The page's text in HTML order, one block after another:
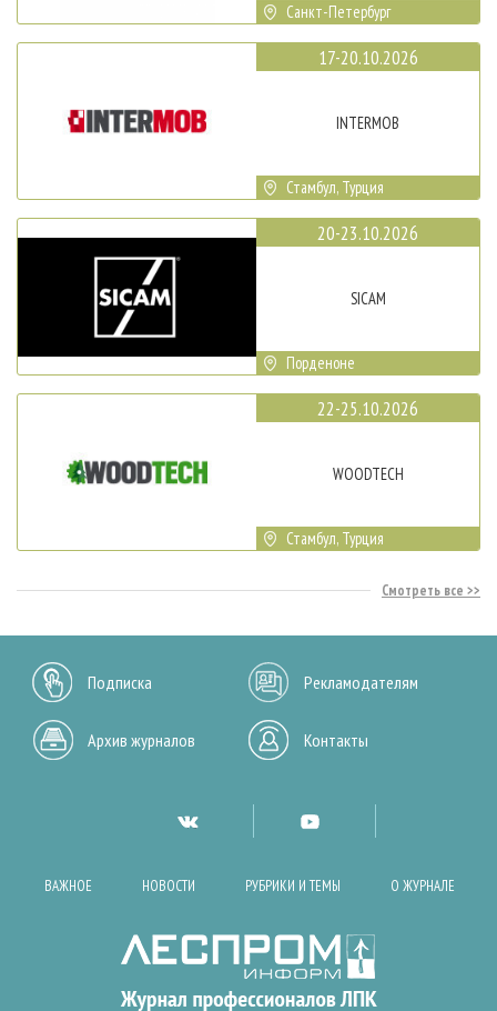
Санкт-Петербург
17-20.10.2026
INTERMOB
Стамбул, Турция
20-23.10.2026
SICAM
Порденоне
22-25.10.2026
WOODTECH
Стамбул, Турция
Смотреть все
Подписка Рекламодателям
Архив журналов Контакты
ВАЖНОЕ НОВОСТИ РУБРИКИ И ТЕМЫ О ЖУРНАЛЕ